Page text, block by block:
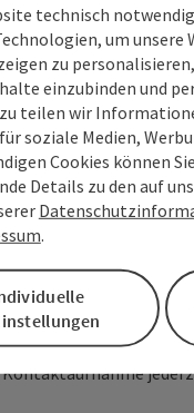
Pflichtfelder
Anfrage*
vor Spam wird
Daten (z.
des Formulars
technisch
um
zu
einzubinden und
teilen wir
soziale Medien,
Cookies können
Details zu den auf
.